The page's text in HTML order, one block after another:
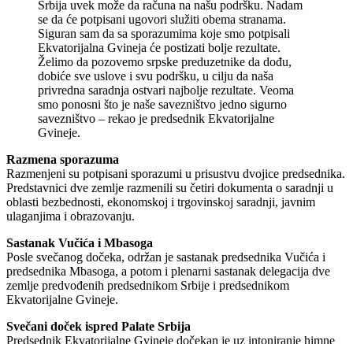
Srbija uvek može da računa na našu podršku. Nadam
se da će potpisani ugovori služiti obema stranama.
Siguran sam da sa sporazumima koje smo potpisali
Ekvatorijalna Gvineja će postizati bolje rezultate.
Želimo da pozovemo srpske preduzetnike da dođu,
dobiće sve uslove i svu podršku, u cilju da naša
privredna saradnja ostvari najbolje rezultate. Veoma
smo ponosni što je naše savezništvo jedno sigurno
savezništvo – rekao je predsednik Ekvatorijalne
Gvineje.
Razmena sporazuma
Razmenjeni su potpisani sporazumi u prisustvu dvojice predsednika.
Predstavnici dve zemlje razmenili su četiri dokumenta o saradnji u
oblasti bezbednosti, ekonomskoj i trgovinskoj saradnji, javnim
ulaganjima i obrazovanju.
Sastanak Vučića i Mbasoga
Posle svečanog dočeka, održan je sastanak predsednika Vučića i
predsednika Mbasoga, a potom i plenarni sastanak delegacija dve
zemlje predvođenih predsednikom Srbije i predsednikom
Ekvatorijalne Gvineje.
Svečani doček ispred Palate Srbija
Predsednik Ekvatorijalne Gvineje dočekan je uz intoniranje himne